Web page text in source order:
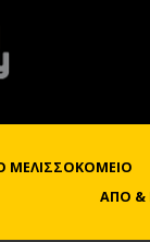
ΜΕΛΙΣΣΟΚΟΜΕΊΟ
ΑΠΌ &